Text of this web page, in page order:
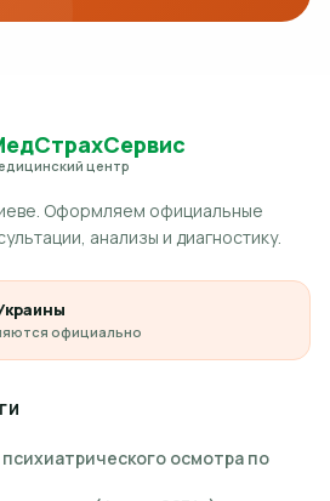
центр
Оформляем официальные
анализы и диагностику.
официально
осмотра по